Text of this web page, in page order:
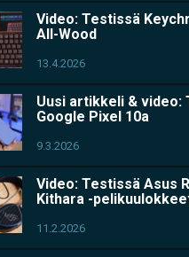
Video: Testissä
All-Wood
13.4.2026
Uusi artikkeli & video:
Google Pixel 10a
9.3.2026
Video: Testissä Asus
Kithara -
11.2.2026